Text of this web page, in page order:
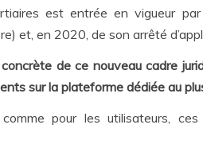
est entrée en vigueur
et, en 2020, de son arrêté
de ce nouveau cadre
sur la plateforme dédiée au
pour les utilisateurs,